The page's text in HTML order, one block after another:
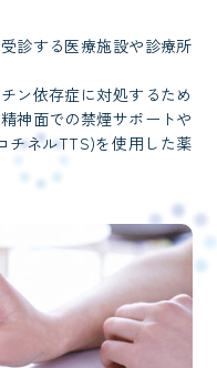
診する医療施設や診療所
ン依存症に対処するため
神面での禁煙サポートや
チネルTTS)を使用した薬